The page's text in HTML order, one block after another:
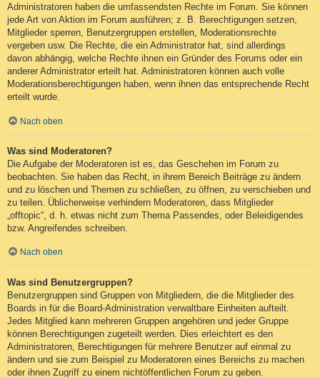
Administratoren haben die umfassendsten Rechte im Forum. Sie können
jede Art von Aktion im Forum ausführen; z. B. Berechtigungen setzen,
Mitglieder sperren, Benutzergruppen erstellen, Moderationsrechte
vergeben usw. Die Rechte, die ein Administrator hat, sind allerdings
davon abhängig, welche Rechte ihnen ein Gründer des Forums oder ein
anderer Administrator erteilt hat. Administratoren können auch volle
Moderationsberechtigungen haben, wenn ihnen das entsprechende Recht
erteilt wurde.
Nach oben
Was sind Moderatoren?
Die Aufgabe der Moderatoren ist es, das Geschehen im Forum zu
beobachten. Sie haben das Recht, in ihrem Bereich Beiträge zu ändern
und zu löschen und Themen zu schließen, zu öffnen, zu verschieben und
zu teilen. Üblicherweise verhindern Moderatoren, dass Mitglieder
„offtopic“, d. h. etwas nicht zum Thema Passendes, oder Beleidigendes
bzw. Angreifendes schreiben.
Nach oben
Was sind Benutzergruppen?
Benutzergruppen sind Gruppen von Mitgliedern, die die Mitglieder des
Boards in für die Board-Administration verwaltbare Einheiten aufteilt.
Jedes Mitglied kann mehreren Gruppen angehören und jeder Gruppe
können Berechtigungen zugeteilt werden. Dies erleichtert es den
Administratoren, Berechtigungen für mehrere Benutzer auf einmal zu
ändern und sie zum Beispiel zu Moderatoren eines Bereichs zu machen
oder ihnen Zugriff zu einem nichtöffentlichen Forum zu geben.